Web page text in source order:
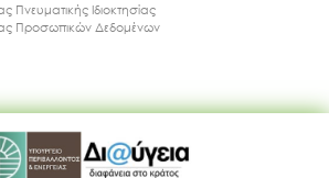
μας
Πνευματικής Ιδιοκτησίας
Προσωπικών Δεδομένων